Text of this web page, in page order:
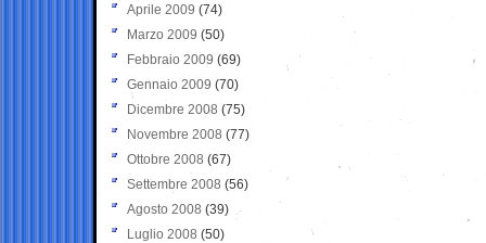
Aprile 2009 (74)
Marzo 2009 (50)
Febbraio 2009 (69)
Gennaio 2009 (70)
Dicembre 2008 (75)
Novembre 2008 (77)
Ottobre 2008 (67)
Settembre 2008 (56)
Agosto 2008 (39)
Luglio 2008 (50)